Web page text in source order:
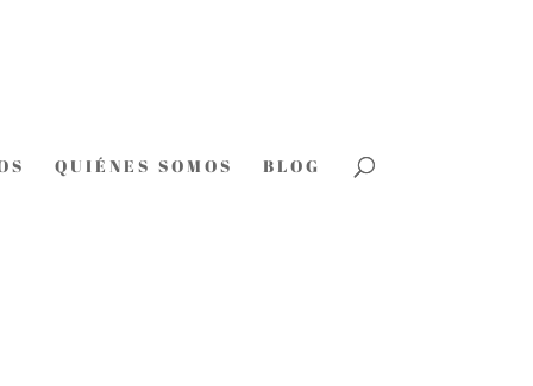
QUIÉNES SOMOS BLOG